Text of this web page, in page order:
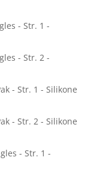
- Str. 1 -
- Str. 2 -
- Str. 1 - Silikone
- Str. 2 - Silikone
- Str. 1 -